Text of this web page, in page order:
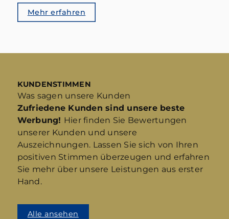
Mehr erfahren
KUNDENSTIMMEN
Was sagen unsere Kunden
Zufriedene Kunden sind unsere beste
Werbung! Hier finden Sie Bewertungen
unserer Kunden und unsere
Auszeichnungen. Lassen Sie sich von Ihren
positiven Stimmen überzeugen und erfahren
Sie mehr über unsere Leistungen aus erster
Hand.
Alle ansehen